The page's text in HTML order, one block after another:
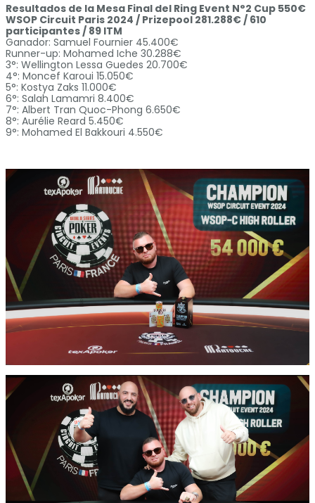
Resultados de la Mesa Final del Ring Event N°2 Cup 550€
WSOP Circuit Paris 2024 / Prizepool 281.288€ / 610
participantes / 89 ITM
Ganador: Samuel Fournier 45.400€
Runner-up: Mohamed Iche 30.288€
3°: Wellington Lessa Guedes 20.700€
4°: Moncef Karoui 15.050€
5°: Kostya Zaks 11.000€
6°: Salah Lamamri 8.400€
7°: Albert Tran Quoc-Phong 6.650€
8°: Aurélie Reard 5.450€
9°: Mohamed El Bakkouri 4.550€